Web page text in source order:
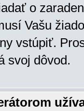
o
Vašu
vstúpiť.
svoj dôvod.